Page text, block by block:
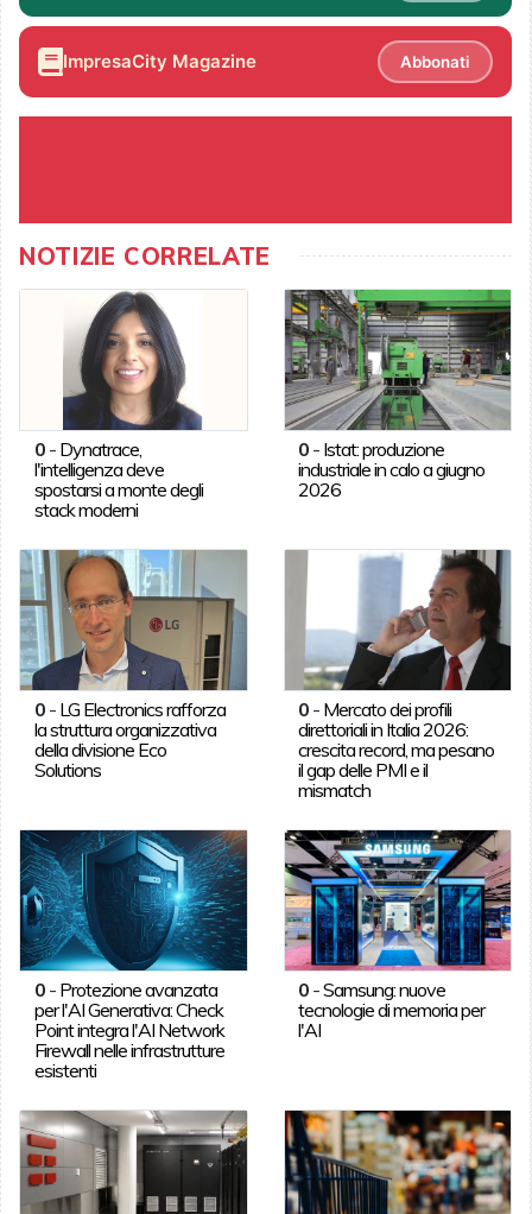
ImpresaCity Magazine Abbonati
NOTIZIE CORRELATE
0- Dynatrace,
l'intelligenza deve
spostarsi a monte degli
stack moderni
0 - Istat: produzione
industriale in calo a giugno
2026
0- LG Electronics rafforza
la struttura organizzativa
della divisione Eco
Solutions
0 - Mercato dei profili
direttoriali in Italia 2026:
crescita record, ma pesano
il gap delle PMI e il
mismatch
0- Protezione avanzata
per l'AI Generativa: Check
Point integra l'AI Network
Firewall nelle infrastrutture
esistenti
0 -Samsung: nuove
tecnologie di memoria per
l'AI